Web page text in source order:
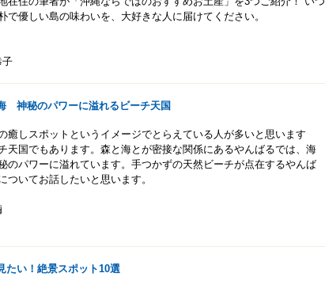
で優しい島の味わいを、大好きな人に届けてください。
子
神秘のパワーに溢れるビーチ天国
癒しスポットというイメージでとらえている人が多いと思います
天国でもあります。森と海とが密接な関係にあるやんばるでは、海
のパワーに溢れています。手つかずの天然ビーチが点在するやんば
ついてお話したいと思います。
たい！絶景スポット10選